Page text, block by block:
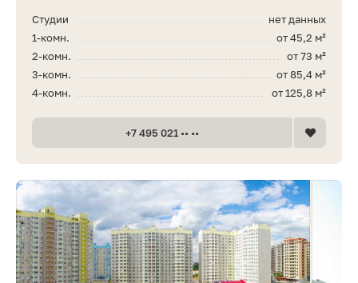
нет данных
Студии
от 45,2 м²
1-комн.
от 73 м²
2-комн.
от 85,4 м²
3-комн.
от 125,8 м²
4-комн.
+7 495 021 •• ••